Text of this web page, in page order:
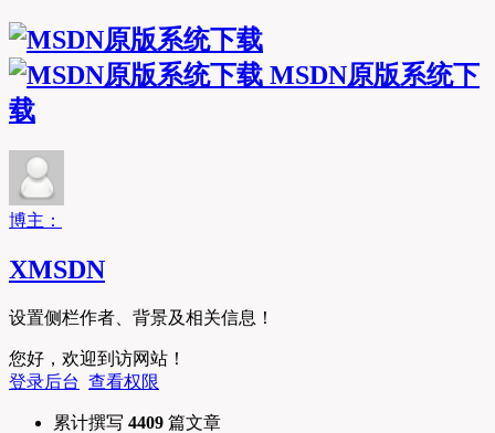
MSDN原版系统下
载
博主：
XMSDN
设置侧栏作者、背景及相关信息！
您好，欢迎到访网站！
登录后台 查看权限
累计撰写 4409 篇文章